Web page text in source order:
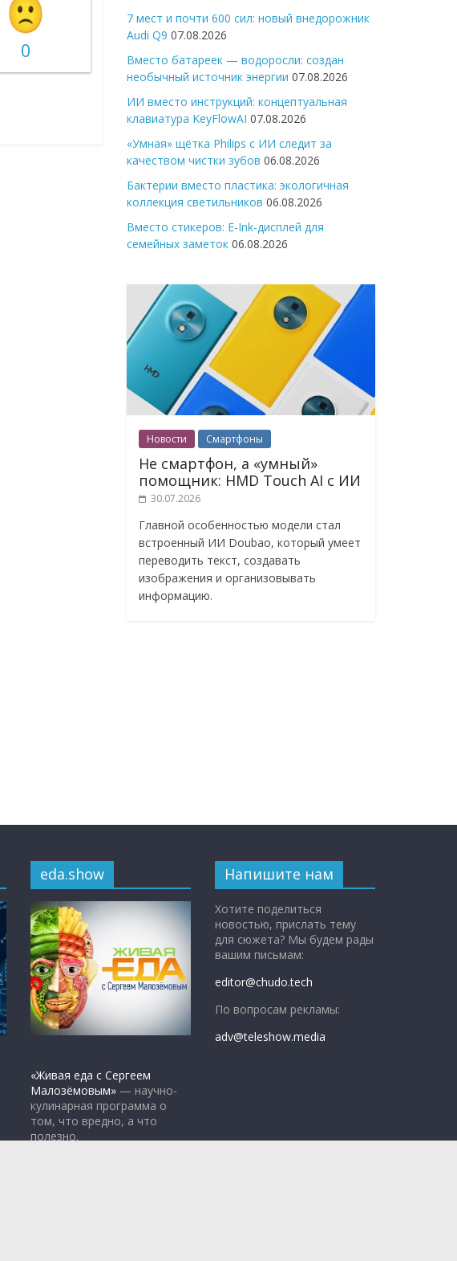
0
7 мест и почти 600 сил: новый внедорожник
Audi Q9 07.08.2026
Вместо батареек — водоросли: создан
необычный источник энергии 07.08.2026
ИИ вместо инструкций: концептуальная
клавиатура KeyFlowAI 07.08.2026
«Умная» щётка Philips с ИИ следит за
качеством чистки зубов 06.08.2026
Бактерии вместо пластика: экологичная
коллекция светильников 06.08.2026
Вместо стикеров: E-Ink-дисплей для
семейных заметок 06.08.2026
Новости Смартфоны
Не смартфон, а «умный»
помощник: HMD Touch AI с ИИ
30.07.2026
Главной особенностью модели стал
встроенный ИИ Doubao, который умеет
переводить текст, создавать
изображения и организовывать
информацию.
eda.show
«Живая еда с Сергеем
Малозёмовым»— научно-
кулинарная программа о
том, что вредно, а что
полезно.
Напишите нам
Хотите поделиться
новостью, прислать тему
для сюжета? Мы будем рады
вашим письмам:
editor@chudo.tech
По вопросам рекламы:
adv@teleshow.media